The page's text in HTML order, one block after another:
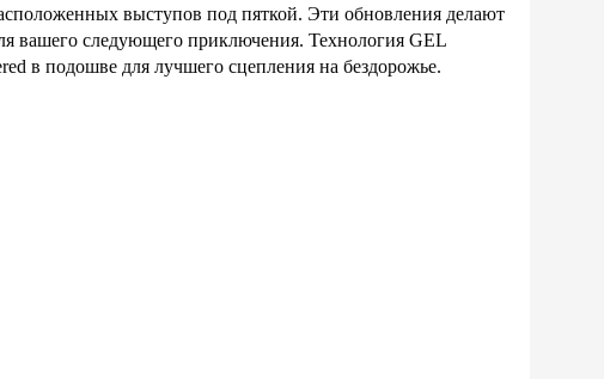
выступов под пяткой. Эти обновления делают
вашего следующего приключения. Технология GEL
в подошве для лучшего сцепления на бездорожье.